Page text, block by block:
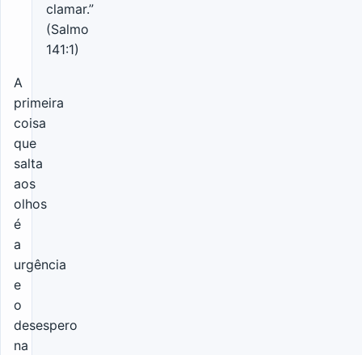
clamar.”
(Salmo
141:1)
A
primeira
coisa
que
salta
aos
olhos
é
a
urgência
e
o
desespero
na